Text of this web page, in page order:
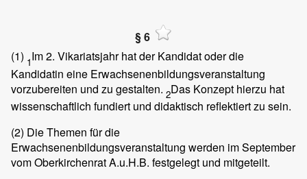
§ 6
(1) 1Im 2. Vikariatsjahr hat der Kandidat oder die
Kandidatin eine Erwachsenenbildungsveranstaltung
vorzubereiten und zu gestalten. 2Das Konzept hierzu hat
wissenschaftlich fundiert und didaktisch reflektiert zu sein.
(2) Die Themen für die
Erwachsenenbildungsveranstaltung werden im September
vom Oberkirchenrat A.u.H.B. festgelegt und mitgeteilt.